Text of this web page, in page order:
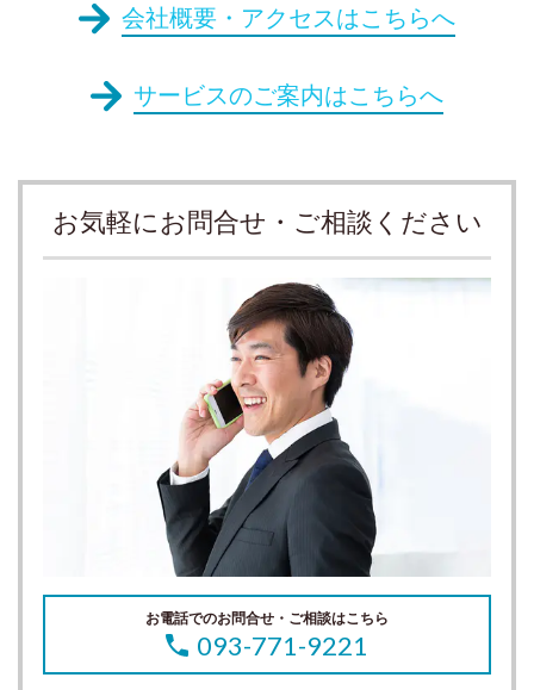
会社概要・アクセスはこちらへ
サービスのご案内はこちらへ
お気軽にお問合せ・ご相談ください
お電話でのお問合せ・ご相談はこちら
093-771-9221